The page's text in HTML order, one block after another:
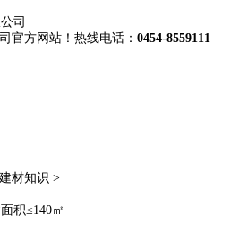
官方网站！热线电话： 0454-8559111
材知识 >
积≤140㎡